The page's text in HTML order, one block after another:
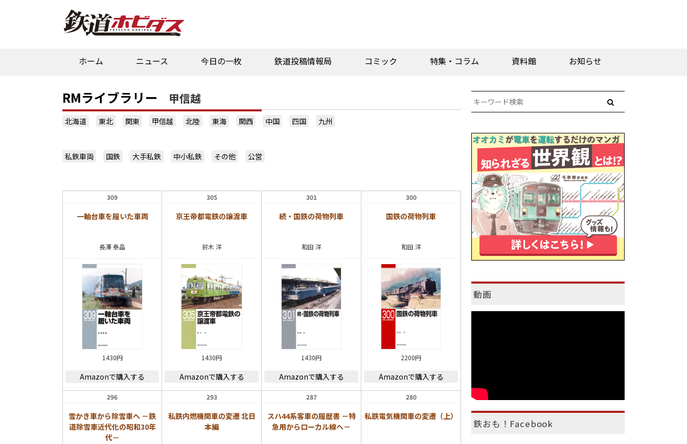
ホーム ニュース 今日の一枚 鉄道投稿情報局 コミック 特集・コラム 資料館 お知らせ
RMライブラリー 甲信越
北海道 東北 関東 甲信越 北陸 東海 関西 中国 四国 九州
私鉄車両 国鉄 大手私鉄 中小私鉄 その他 公営
309
一軸台車を履いた車両
長澤 泰晶
1430円
Amazonで購入する
305
京王帝都電鉄の譲渡車
鈴木 洋
1430円
Amazonで購入する
301
続・国鉄の荷物列車
和田 洋
1430円
Amazonで購入する
300
国鉄の荷物列車
和田 洋
2200円
Amazonで購入する
296
雪かき車から除雪車へ －鉄
道除雪車近代化の昭和30年
代－
293
私鉄内燃機関車の変遷 北日
本編
287
スハ44系客車の履歴書 －特
急用からローカル線へ－
280
私鉄電気機関車の変遷（上）
動画
鉄おも！Facebook